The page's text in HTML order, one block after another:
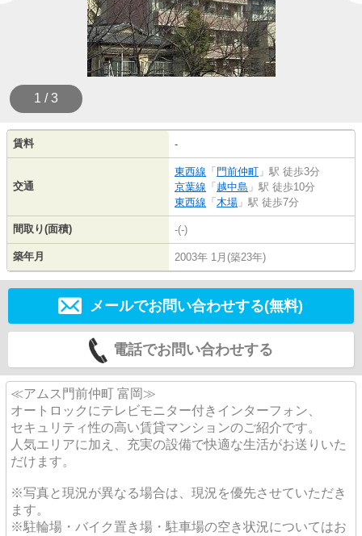
1 / 3
賃料 -
交通
東西線 「 門前仲町 」駅 徒歩3分
京葉線 「 越中島 」駅 徒歩10分
東西線 「 木場 」駅 徒歩7分
間取り(面積) -(-)
築年月 2003年 1月(築23年)
メールでお問い合わせする(無料)
電話でお問い合わせする
≪アムス門前仲町 富岡≫
オートロックにテレビモニター付きインターフォン、
セキュリティ性の高い賃貸マンションのご紹介です。
人気エリアに加え、充実の設備で快適な生活がお送りいた
だけます。
※写真と現況が異なる場合は、現況を優先させていただき
ます。
※駐輪場・バイク置き場・駐車場の空き状況についてはお